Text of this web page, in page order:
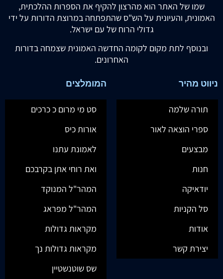
שמו של האתר הוא מהרצון להקיף את הספרות ההלכתית,
האמונית, והעיונית על הש"ס שהתפתחה במרוצת הדורות על ידי
גדולי הרוח של עם ישראל.
ובנוסף לתת מקום לקומה החדשה האמונית שצמחה בדורות
האחרונים.
ניווט מהיר
תורה שלמה
ספרי הוצאה לאור
מבצעים
חנות
יודאיקה
סל הקניות
אודות
יצירת קשר
המומלצים
סט מי מרום כ כרכים
אורות כיס
לאמונת עתנו
ואת רוחי אתן בקרבכם
המהר"ל המנוקד
המהר"ל מפראג
מקראות גדולות
מקראות גדולות נך
שס שוטנשטיין